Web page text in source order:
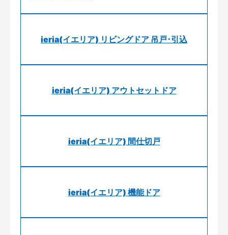
ieria(イエリア) リビングドア 吊戸･引込
ieria(イエリア) アウトセットドア
ieria(イエリア) 間仕切戸
ieria(イエリア) 機能ドア